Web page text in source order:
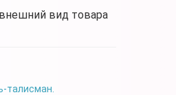
вид товара
талисман.